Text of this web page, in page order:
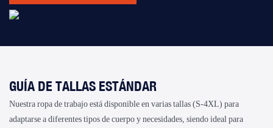
GUÍA DE TALLAS ESTÁNDAR
Nuestra ropa de trabajo está disponible en varias tallas (S-4XL) para
adaptarse a diferentes tipos de cuerpo y necesidades, siendo ideal para